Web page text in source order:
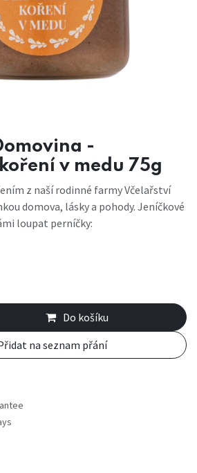
-
v medu 75g
z naší rodinné farmy Včelařství
domova, lásky a pohody. Jeníčkové
loupat perníčky:
Do košíku
na seznam přání